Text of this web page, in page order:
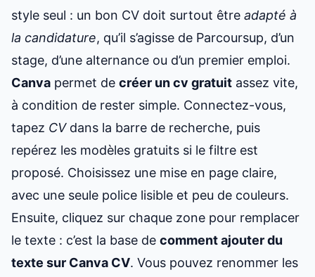
style seul : un bon CV doit surtout être adapté à
la candidature, qu’il s’agisse de Parcoursup, d’un
stage, d’une alternance ou d’un premier emploi.
Canva permet de créer un cv gratuit assez vite,
à condition de rester simple. Connectez-vous,
tapez CVdans la barre de recherche, puis
repérez les modèles gratuits si le filtre est
proposé. Choisissez une mise en page claire,
avec une seule police lisible et peu de couleurs.
Ensuite, cliquez sur chaque zone pour remplacer
le texte : c’est la base de comment ajouter du
texte sur Canva CV. Vous pouvez renommer les